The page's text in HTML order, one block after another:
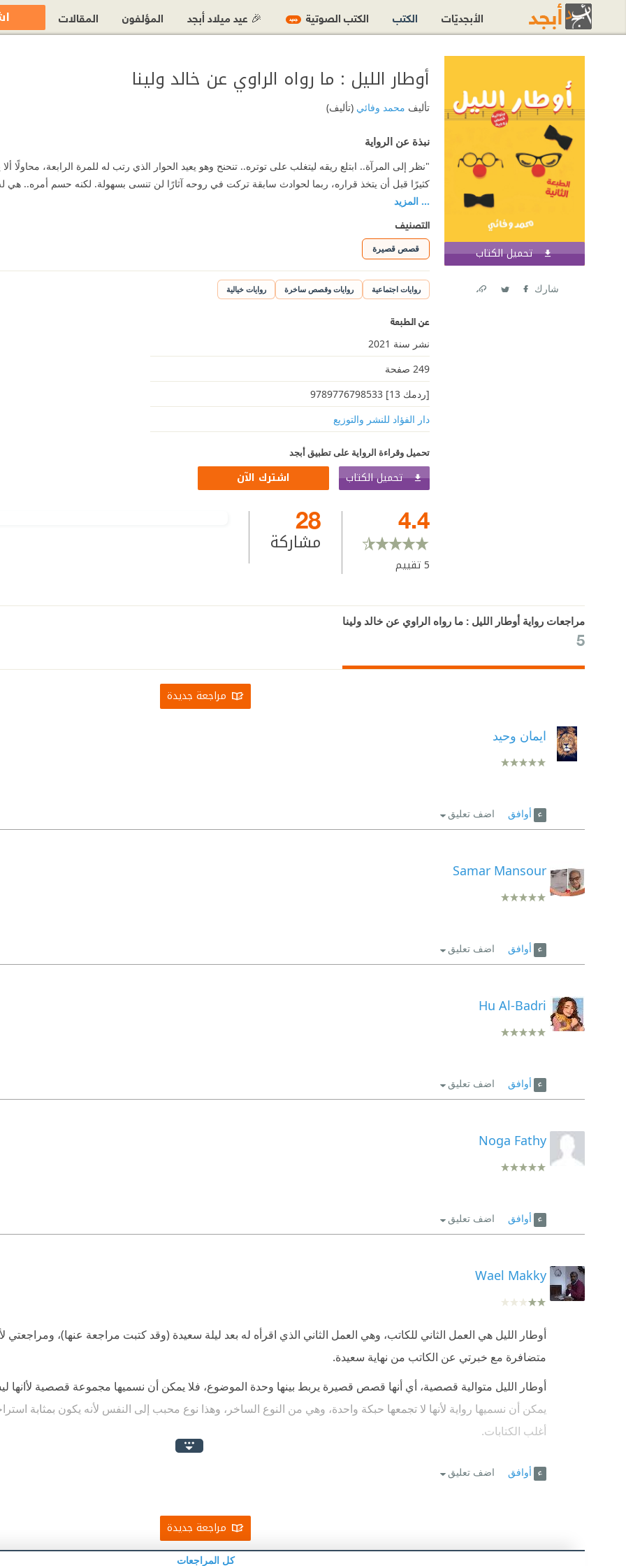
تحميل الكتاب اشترك الآن
شارك
أوطار الليل : ما رواه الراوي عن خالد ولينا
تأليف محمد وفائي(تأليف)
نبذة عن الرواية
"نظر إلى المرآة.. ابتلع ريقه ليتغلب على توتره.. تنحنح وهو يعيد الحوار الذي رتب له للمرة الرابعة، محاولًا
كثيرًا قبل أن يتخذ قراره، ربما لحوادث سابقة تركت في روحه آثارًا لن تنسى بسهولة. لكنه حسم أمره.. هي
... المزيد
التصنيف
قصص قصيرة
روايات اجتماعية روايات وقصص ساخرة روايات خيالية
عن الطبعة
نشر سنة 2021
249 صفحة
[ردمك 13] 9789776798533
دار الفؤاد للنشر والتوزيع
تحميل وقراءة الرواية على تطبيق أبجد
تحميل الكتاب اشترك الآن
4.4
5تقييم
28
مشاركة
مراجعات رواية أوطار الليل : ما رواه الراوي عن خالد ولينا
5
مراجعة جديدة
ايمان وحيد
أوافق اضف تعليق
Samar Mansour
أوافق اضف تعليق
Hu Al-Badri
أوافق اضف تعليق
Noga Fathy
أوافق اضف تعليق
Wael Makky
أوطار الليل هي العمل الثاني للكاتب، وهي العمل الثاني الذي اقرأه له بعد ليلة سعيدة (وقد كتبت مراجعة عنها)، ومراجعتي
متضافرة مع خبرتي عن الكاتب من نهاية سعيدة.
أوطار الليل متوالية قصصية، أي أنها قصص قصيرة يربط بينها وحدة الموضوع، فلا يمكن أن نسميها مجموعة قصصية
يمكن أن نسميها رواية لأنها لا تجمعها حبكة واحدة، وهي من النوع الساخر، وهذا نوع محبب إلى النفس لأنه يكون بمثابة
أغلب الكتابات.
غير متوقعة.
وفي جزء آخر نجد أن حكايات خالد ولينا يستخدمها دكتور وائل في محاضراته هي العلاقات الزوجية، ونكتشف علاقة وائل
أوافق اضف تعليق
مراجعة جديدة
كل المراجعات
الأبجديّات الكتب الكتب الصوتية جديد 🎉 عيد ميلاد أبجد المؤلفون المقالات